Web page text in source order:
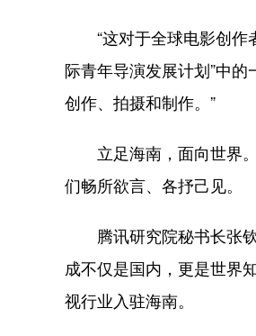
“这对于全球电影创作
际青年导演发展计划”中
创作、拍摄和制作。”
立足海南，面向世界。
们畅所欲言、各抒己见。
腾讯研究院秘书长张钦
成不仅是国内，更是世界
视行业入驻海南。